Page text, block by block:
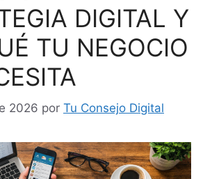
DIGITAL Y
TU NEGOCIO
2026 por Tu Consejo Digital